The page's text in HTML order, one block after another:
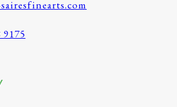
9175